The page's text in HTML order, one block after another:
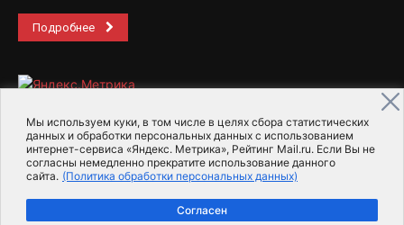
Мы используем куки, в том числе в целях сбора статистических
данных и обработки персональных данных с использованием
интернет-сервиса «Яндекс. Метрика», Рейтинг Mail.ru. Если Вы не
согласны немедленно прекратите использование данного
сайта. (Политика обработки персональных данных)
Согласен
Подробнее
2015-2026- Информационное агентство МедиаПоток
Для справки Об издании
Пользовательское соглашение
Политика обработки персональных данных